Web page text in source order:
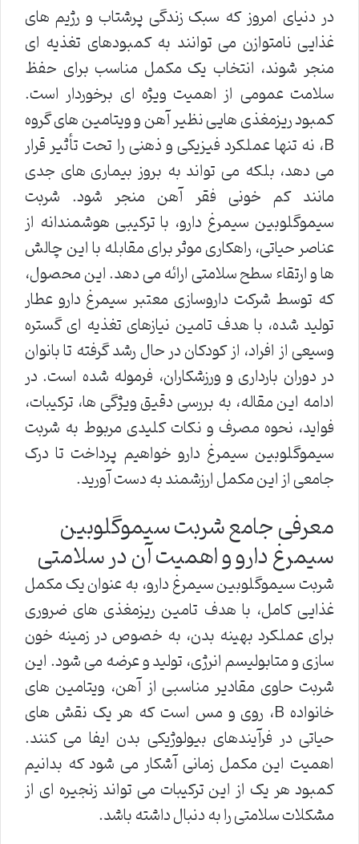
در دنیای امروز که سبک زندگی پرشتاب و رژیم های
غذایی نامتوازن می توانند به کمبودهای تغذیه ای
منجر شوند، انتخاب یک مکمل مناسب برای حفظ
سلامت عمومی از اهمیت ویژه ای برخوردار است.
کمبود ریزمغذی هایی نظیر آهن و ویتامین های گروه
B، نه تنها عملکرد فیزیکی و ذهنی را تحت تأثیر قرار
می دهد، بلکه می تواند به بروز بیماری های جدی
مانند کم خونی فقر آهن منجر شود. شربت
سیموگلوبین سیمرغ دارو، با ترکیبی هوشمندانه از
عناصر حیاتی، راهکاری موثر برای مقابله با این چالش
ها و ارتقاء سطح سلامتی ارائه می دهد. این محصول،
که توسط شرکت داروسازی معتبر سیمرغ دارو عطار
تولید شده، با هدف تامین نیازهای تغذیه ای گستره
وسیعی از افراد، از کودکان در حال رشد گرفته تا بانوان
در دوران بارداری و ورزشکاران، فرموله شده است. در
ادامه این مقاله، به بررسی دقیق ویژگی ها، ترکیبات،
فواید، نحوه مصرف و نکات کلیدی مربوط به شربت
سیموگلوبین سیمرغ دارو خواهیم پرداخت تا درک
جامعی از این مکمل ارزشمند به دست آورید.
معرفی جامع شربت سیموگلوبین
سیمرغ دارو و اهمیت آن در سلامتی
شربت سیموگلوبین سیمرغ دارو، به عنوان یک مکمل
غذایی کامل، با هدف تامین ریزمغذی های ضروری
برای عملکرد بهینه بدن، به خصوص در زمینه خون
سازی و متابولیسم انرژی، تولید و عرضه می شود. این
شربت حاوی مقادیر مناسبی از آهن، ویتامین های
خانواده B، روی و مس است که هر یک نقش های
حیاتی در فرآیندهای بیولوژیکی بدن ایفا می کنند.
اهمیت این مکمل زمانی آشکار می شود که بدانیم
کمبود هر یک از این ترکیبات می تواند زنجیره ای از
مشکلات سلامتی را به دنبال داشته باشد.